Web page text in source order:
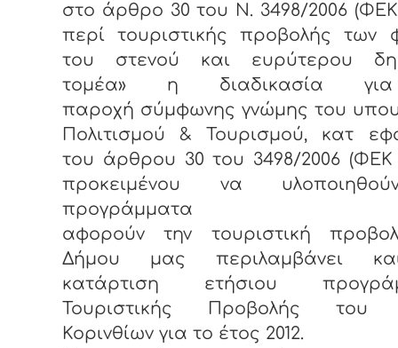
στο άρθρο 30 του Ν. 3498/2006 (ΦΕΚ
περί τουριστικής προβολής των
του στενού και ευρύτερου
τομέα» η διαδικασία
παροχή σύμφωνης γνώμης του
Πολιτισμού & Τουρισμού, κατ
του άρθρου 30 του 3498/2006 (ΦΕΚ
προκειμένου να
προγράμματα
αφορούν την τουριστική
Δήμου μας περιλαμβάνει
κατάρτιση ετήσιου
Τουριστικής Προβολής του
Κορινθίων για το έτος 2012.